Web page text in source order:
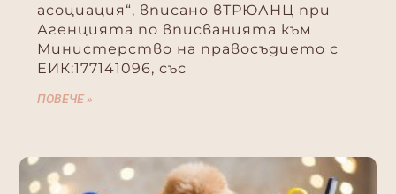
асоциация“, вписано вТРЮЛНЦ при
Агенцията по вписванията към
Министерство на правосъдието с
ЕИК:177141096, със
ПОВЕЧЕ »